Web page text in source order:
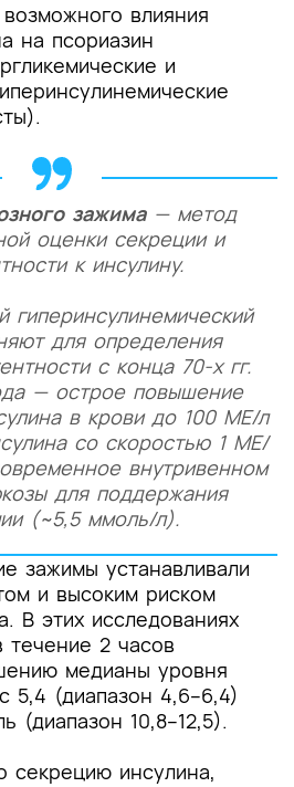
влияния
на псориазин
и
зажима— метод
оценки секреции и
к инсулину.
гиперинсулинемический
для определения
с конца 70-х гг.
— острое повышение
в крови до 100 МЕ/л
со скоростью 1 МЕ/
внутривенном
для поддержания
(~5,5 ммоль/л).
зажимы устанавливали
и высоким риском
В этих исследованиях
течение 2 часов
медианы уровня
5,4 (диапазон 4,6–6,4)
(диапазон 10,8–12,5).
секрецию инсулина,